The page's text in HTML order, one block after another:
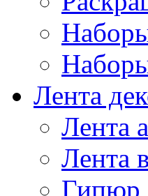
Лента
Лента
Лента
Гипюр